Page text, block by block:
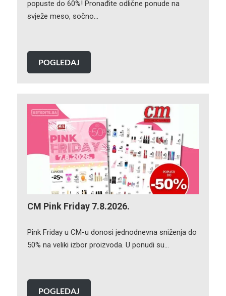
popuste do 60%! Pronađite odlične ponude na
svježe meso, sočno…
POGLEDAJ
CM Pink Friday 7.8.2026.
Pink Friday u CM-u donosi jednodnevna sniženja do
50% na veliki izbor proizvoda. U ponudi su…
POGLEDAJ